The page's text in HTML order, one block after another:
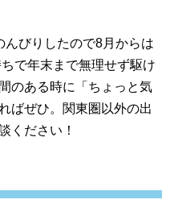
びりしたので8月からは
で年末まで無理せず駆け
のある時に「ちょっと気
ばぜひ。関東圏以外の出
ください！